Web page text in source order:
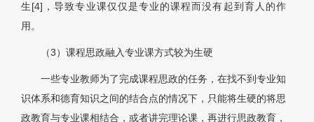
生[4]，导致专业课仅仅是专业的课程而没有起到育人的作
用。
（3）课程思政融入专业课方式较为生硬
一些专业教师为了完成课程思政的任务，在找不到专业知
识体系和德育知识之间的结合点的情况下，只能将生硬的将思
政教育与专业课相结合，或者讲完理论课，再进行思政教育，